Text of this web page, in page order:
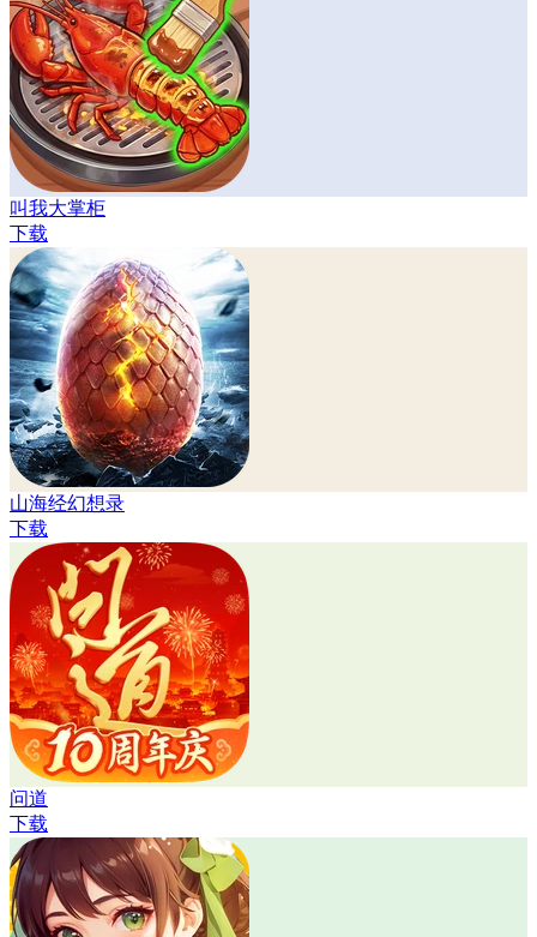
叫我大掌柜
下载
山海经幻想录
下载
问道
下载